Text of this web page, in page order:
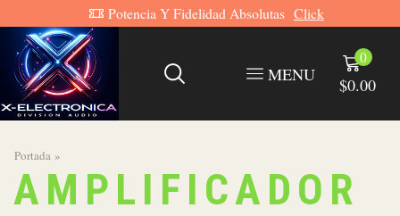
Potencia Y Fidelidad Absolutas Click
MENU
0
$0.00
Portada »
AMPLIFICADOR